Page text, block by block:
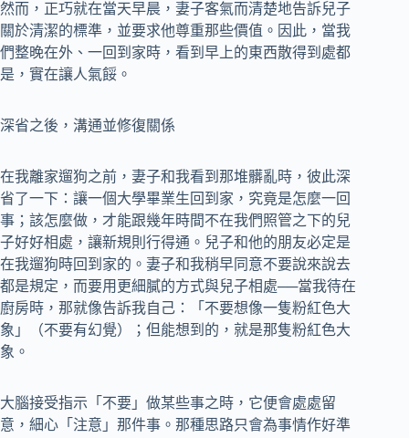
然而，正巧就在當天早晨，妻子客氣而清楚地告訴兒子
關於清潔的標準，並要求他尊重那些價值。因此，當我
們整晚在外、一回到家時，看到早上的東西散得到處都
是，實在讓人氣餒。
深省之後，溝通並修復關係
在我離家遛狗之前，妻子和我看到那堆髒亂時，彼此深
省了一下：讓一個大學畢業生回到家，究竟是怎麼一回
事；該怎麼做，才能跟幾年時間不在我們照管之下的兒
子好好相處，讓新規則行得通。兒子和他的朋友必定是
在我遛狗時回到家的。妻子和我稍早同意不要說來說去
都是規定，而要用更細膩的方式與兒子相處──當我待在
廚房時，那就像告訴我自己：「不要想像一隻粉紅色大
象」（不要有幻覺）；但能想到的，就是那隻粉紅色大
象。
大腦接受指示「不要」做某些事之時，它便會處處留
意，細心「注意」那件事。那種思路只會為事情作好準